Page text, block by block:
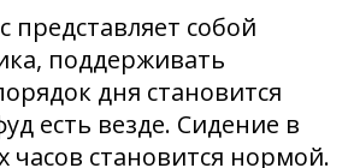
представляет собой
поддерживать
дня становится
есть везде. Сидение в
часов становится нормой.